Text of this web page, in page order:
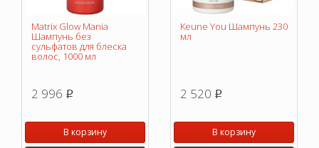
Matrix Glow Mania
Шампунь без
сульфатов для блеска
волос, 1000 мл
2 996 p
В корзину
Keune You Шампунь 230
мл
2 520 p
В корзину